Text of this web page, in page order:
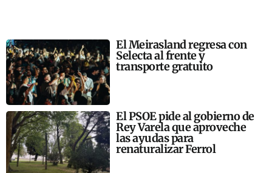
El Meirasland regresa con
Selecta al frente y
transporte gratuito
El PSOE pide al gobierno de
Rey Varela que aproveche
las ayudas para
renaturalizar Ferrol